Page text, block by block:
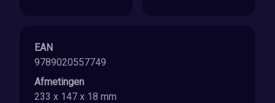
EAN
9789020557749
Afmetingen
233 x 147 x 18 mm